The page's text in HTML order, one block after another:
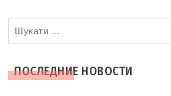
Ви
шукали
ПОСЛЕДНИЕ НОВОСТИ